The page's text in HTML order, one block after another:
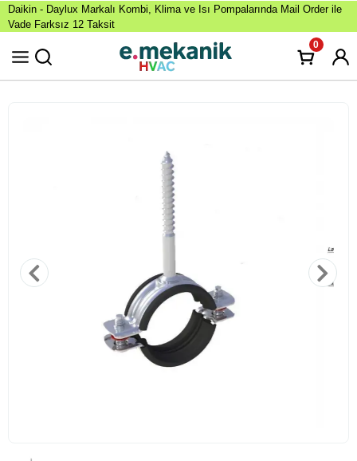
Daikin - Daylux Markalı Kombi, Klima ve Isı Pompalarında Mail Order ile
Vade Farksız 12 Taksit
0